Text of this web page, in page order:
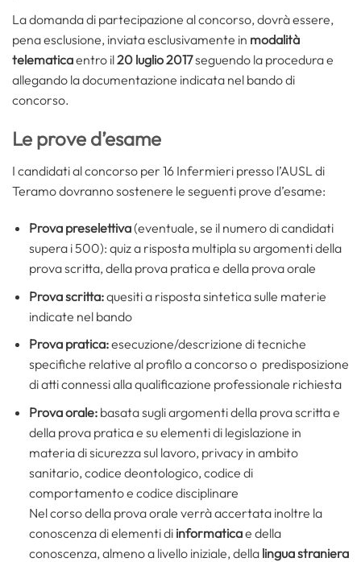
La domanda di partecipazione al concorso, dovrà essere,
pena esclusione, inviata esclusivamente in modalità
telematicaentro il20 luglio 2017seguendo la procedura e
allegando la documentazione indicata nel bando di
concorso.
Le prove d’esame
I candidati al concorso per 16 Infermieri presso l’AUSL di
Teramo dovranno sostenere le seguenti prove d’esame:
Prova preselettiva(eventuale, se il numero di candidati
supera i 500): quiz a risposta multipla su argomenti della
prova scritta, della prova pratica e della prova orale
Prova scritta:quesiti a risposta sintetica sulle materie
indicate nel bando
Prova pratica:esecuzione/descrizione di tecniche
specifiche relative al profilo a concorso o predisposizione
di atti connessi alla qualificazione professionale richiesta
Prova orale: basata sugli argomenti della prova scritta e
della prova pratica e su elementi di legislazione in
materia di sicurezza sul lavoro, privacy in ambito
sanitario, codice deontologico, codice di
comportamento e codice disciplinare
Nel corso della prova orale verrà accertata inoltre la
conoscenza di elementi diinformaticae della
conoscenza, almeno a livello iniziale, dellalingua straniera